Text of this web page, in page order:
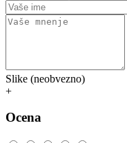
Slike (neobvezno)
+
Ocena